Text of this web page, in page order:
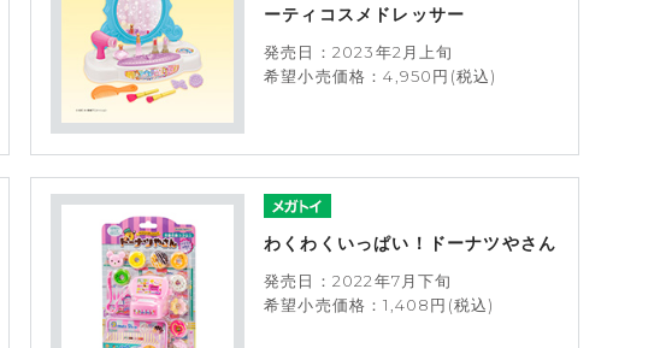
ーティコスメドレッサー
発売日：2023年2月上旬
希望小売価格：4,950円(税込)
わくわくいっぱい！ドーナツやさん
発売日：2022年7月下旬
希望小売価格：1,408円(税込)